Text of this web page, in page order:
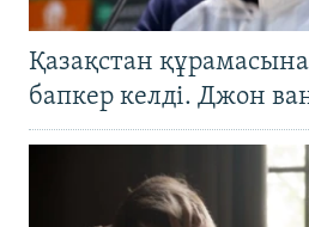
Қазақстан
бапкер келді. Джон